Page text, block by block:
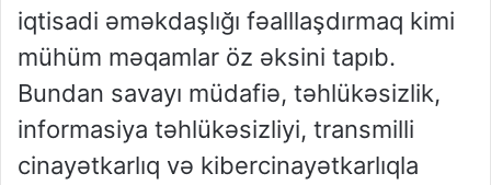
iqtisadi əməkdaşlığı fəalllaşdırmaq kimi
mühüm məqamlar öz əksini tapıb.
Bundan savayı müdafiə, təhlükəsizlik,
informasiya təhlükəsizliyi, transmilli
cinayətkarlıq və kibercinayətkarlıqla